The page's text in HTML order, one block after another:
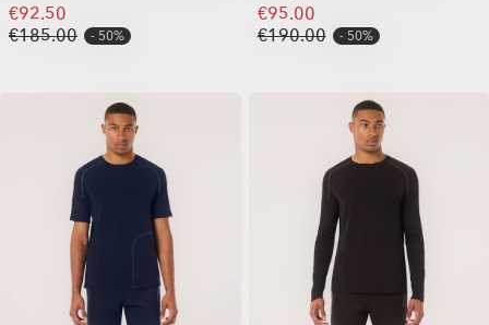
€92.50
€185.00
50%
€95.00
€190.00
50%